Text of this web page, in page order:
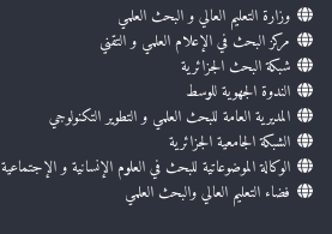
وزارة التعليم العالي و البحث العلمي
مركز البحث في الإعلام العلمي و التقني
شبكة البحث الجزائرية
الندوة الجهوية للوسط
المديرية العامة للبحث العلمي و التطوير التكنولوجي
الشبكة الجامعية الجزائرية
الوكالة الموضوعاتية للبحث في العلوم الإنسانية و الإجتماعية
فضاء التعليم العالي والبحث العلمي